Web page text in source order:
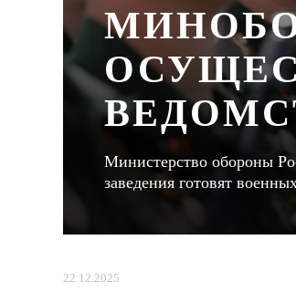
Министерство обороны
заведения готовят
22.12.2025